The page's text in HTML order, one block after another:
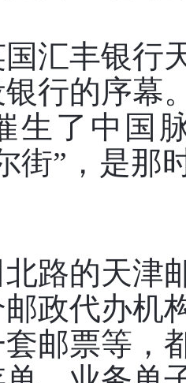
国汇丰银行
行的序幕
生了中国
街”，是那
路的天津
政代办机
邮票等，